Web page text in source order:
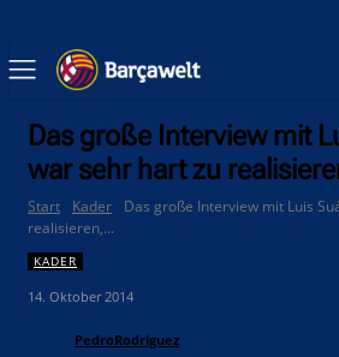
Das große Interview mit
war sehr hart zu
Start Kader
Das große Interview mit Luis
realisieren,...
KADER
14. Oktober 2014
PedroRodriguez